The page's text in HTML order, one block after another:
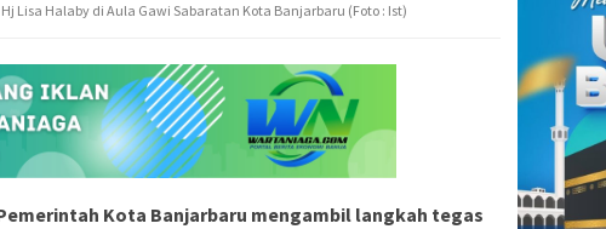
Lisa Halaby di Aula Gawi Sabaratan Kota Banjarbaru (Foto : Ist)
Kota Banjarbaru mengambil langkah tegas